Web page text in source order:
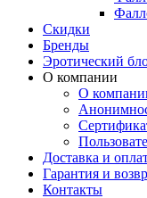
Скидки
Бренды
Эротический
О компании
О
Доставка и
Гарантия и
Контакты